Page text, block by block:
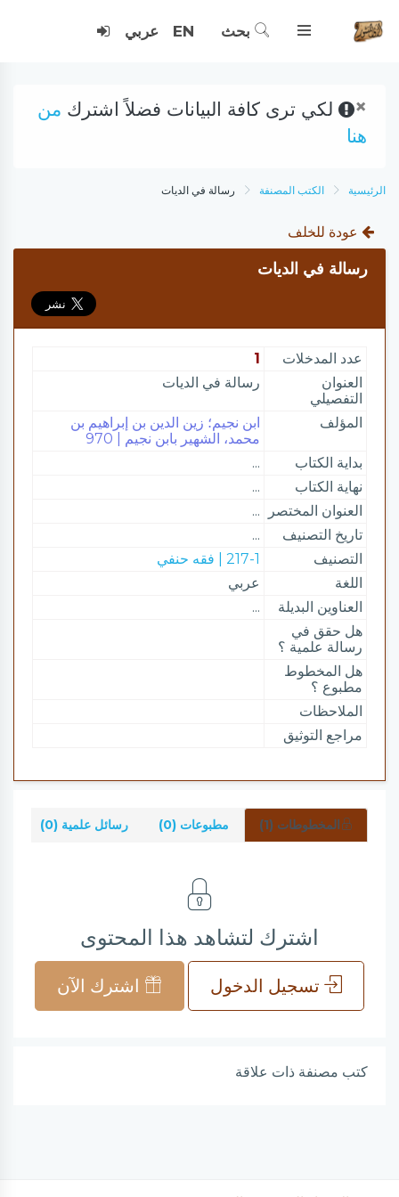
بحث EN عربي
× لكي ترى كافة البيانات فضلاً اشترك من
هنا
الرئيسية الكتب المصنفة رسالة في الديات
عودة للخلف
رسالة في الديات
عدد المدخلات
1
العنوان
التفصيلي
رسالة في الديات
المؤلف
ابن نجيم؛ زين الدين بن إبراهيم بن
محمد، الشهير بابن نجيم | 970
بداية الكتاب
...
نهاية الكتاب
...
العنوان المختصر
...
تاريخ التصنيف
...
التصنيف
217-1 | فقه حنفي
اللغة
عربي
العناوين البديلة
...
هل حقق في
رسالة علمية ؟
هل المخطوط
مطبوع ؟
الملاحظات
مراجع التوثيق
المخطوطات (1) مطبوعات (0) رسائل علمية (0)
اشترك لتشاهد هذا المحتوى
تسجيل الدخول اشترك الآن
كتب مصنفة ذات علاقة